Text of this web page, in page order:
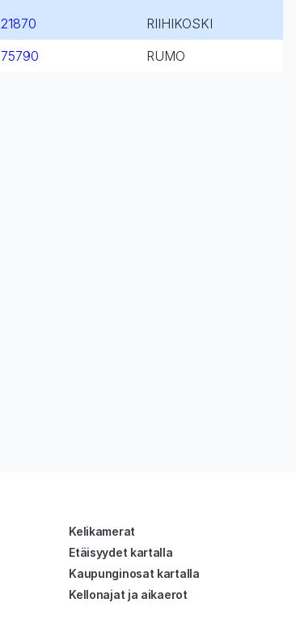
21870
RIIHIKOSKI
75790 RUMO
Kelikamerat
Etäisyydet kartalla
Kaupunginosat kartalla
Kellonajat ja aikaerot